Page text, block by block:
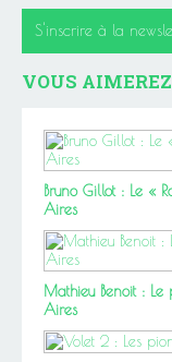
S'inscrire à la
VOUS
Bruno Gillot : Le «
Aires
Mathieu Benoit :
Aires